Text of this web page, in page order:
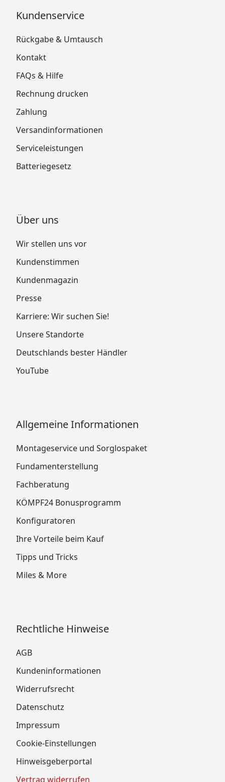
Kundenservice
Rückgabe & Umtausch
Kontakt
FAQs & Hilfe
Rechnung drucken
Zahlung
Versandinformationen
Serviceleistungen
Batteriegesetz
Über uns
Wir stellen uns vor
Kundenstimmen
Kundenmagazin
Presse
Karriere: Wir suchen Sie!
Unsere Standorte
Deutschlands bester Händler
YouTube
Allgemeine Informationen
Montageservice und Sorglospaket
Fundamenterstellung
Fachberatung
KÖMPF24 Bonusprogramm
Konfiguratoren
Ihre Vorteile beim Kauf
Tipps und Tricks
Miles & More
Rechtliche Hinweise
AGB
Kundeninformationen
Widerrufsrecht
Datenschutz
Impressum
Cookie-Einstellungen
Hinweisgeberportal
Vertrag widerrufen